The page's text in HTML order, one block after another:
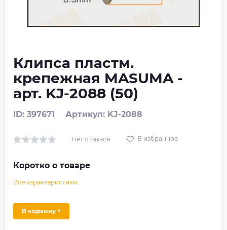
Клипса пластм.
крепежная MASUMA -
арт. KJ-2088 (50)
ID: 397671 Артикул: KJ-2088
Нет отзывов В избранное
Коротко о товаре
Все характеристики
В корзину +